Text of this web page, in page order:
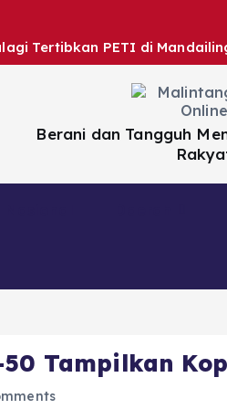
Tertibkan PETI di
Berani dan Tangguh
50 Tampilkan